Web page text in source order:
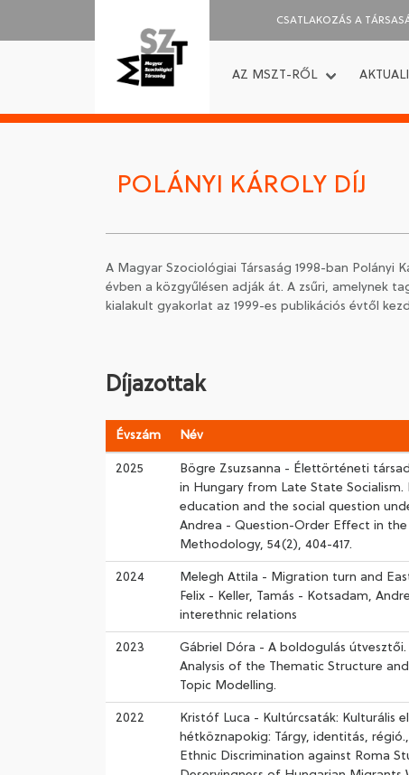
CSATLAKOZÁS A
AZ MSZT-RŐL
POLÁNYI KÁROLY DÍJ
A Magyar Szociológiai Társaság 1998-ban
évben a közgyűlésen adják át. A zsűri, amelynek
kialakult gyakorlat az 1999-es publikációs évtől
Díjazottak
Évszám Név
2025
Bögre Zsuzsanna - Élettörténeti
in Hungary from Late State
education and the social question
Andrea - Question-Order Effect in
Methodology, 54(2), 404-417.
2024
Melegh Attila - Migration turn and
Felix - Keller, Tamás - Kotsadam,
interethnic relations
2023
Gábriel Dóra - A boldogulás
Analysis of the Thematic Structure
Topic Modelling.
2022
Kristóf Luca - Kultúrcsaták: Kulturális
hétköznapokig: Tárgy, identitás,
Ethnic Discrimination against Roma